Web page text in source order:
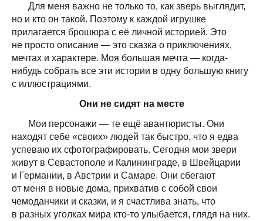
Для меня важно не только то, как зверь выглядит,
но и кто он такой. Поэтому к каждой игрушке
прилагается брошюра с её личной историей. Это
не просто описание — это сказка о приключениях,
мечтах и характере. Моя большая мечта — когда-
нибудь собрать все эти истории в одну большую книгу
с иллюстрациями.
Они не сидят на месте
Мои персонажи — те ещё авантюристы. Они
находят себе «своих» людей так быстро, что я едва
успеваю их сфотографировать. Сегодня мои звери
живут в Севастополе и Калининграде, в Швейцарии
и Германии, в Австрии и Самаре. Они сбегают
от меня в новые дома, прихватив с собой свои
чемоданчики и сказки, и я счастлива знать, что
в разных уголках мира кто-то улыбается, глядя на них.